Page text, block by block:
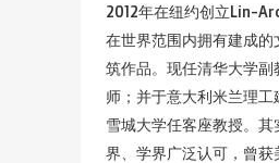
2012年在纽约创立Lin-
在世界范围内拥有建成的
筑作品。现任清华大学副
师；并于意大利米兰理工
雪城大学任客座教授。
界、学界广泛认可，曾获